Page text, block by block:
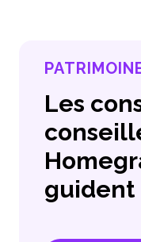
Les
guident